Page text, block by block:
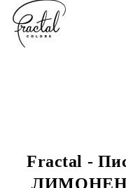
Fractal -